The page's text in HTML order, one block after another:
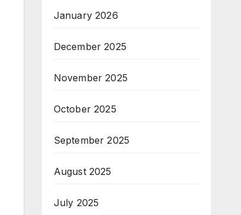
January 2026
December 2025
November 2025
October 2025
September 2025
August 2025
July 2025